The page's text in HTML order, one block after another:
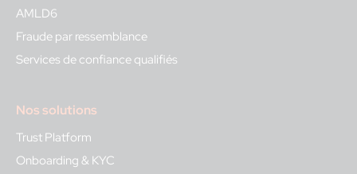
AMLD6
Fraude par ressemblance
Services de confiance qualifiés
Nos solutions
Trust Platform
Onboarding & KYC